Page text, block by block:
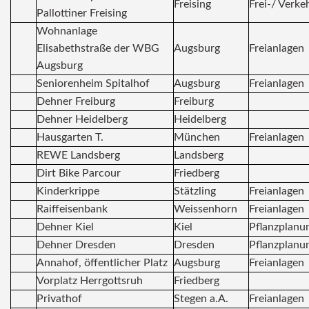
Pallottiner Freising
Freising Frei-/
Wohnanlage
Elisabethstraße der WBG
Augsburg
Augsburg Freianlagen
Seniorenheim Spitalhof Augsburg
Freianlagen
Dehner Freiburg
Freiburg
Dehner Heidelberg
Heidelberg
Hausgarten T.
München
Freianlagen
REWE Landsberg
Landsberg
Dirt Bike Parcour
Friedberg
Kinderkrippe
Stätzling
Freianlagen
Raiffeisenbank
Weissenhorn
Freianlagen
Dehner Kiel
Kiel
Dehner Dresden
Dresden
Annahof, öffentlicher Platz Augsburg
Freianlagen
Vorplatz Herrgottsruh
Friedberg
Privathof
Stegen a.A. Freianlagen